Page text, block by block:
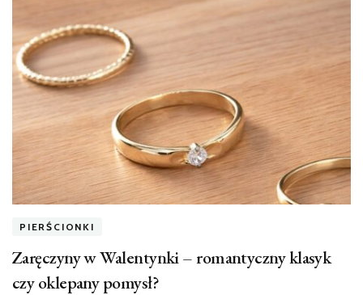
PIERŚCIONKI
Zaręczyny w Walentynki – romantyczny klasyk
czy oklepany pomysł?